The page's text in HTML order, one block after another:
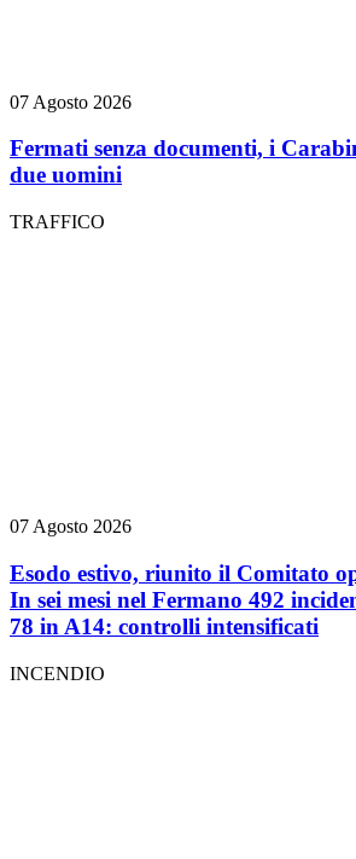
07 Agosto 2026
Fermati senza documenti, i
due uomini
TRAFFICO
07 Agosto 2026
Esodo estivo, riunito il Comitato
In sei mesi nel Fermano 492
78 in A14: controlli intensificati
INCENDIO